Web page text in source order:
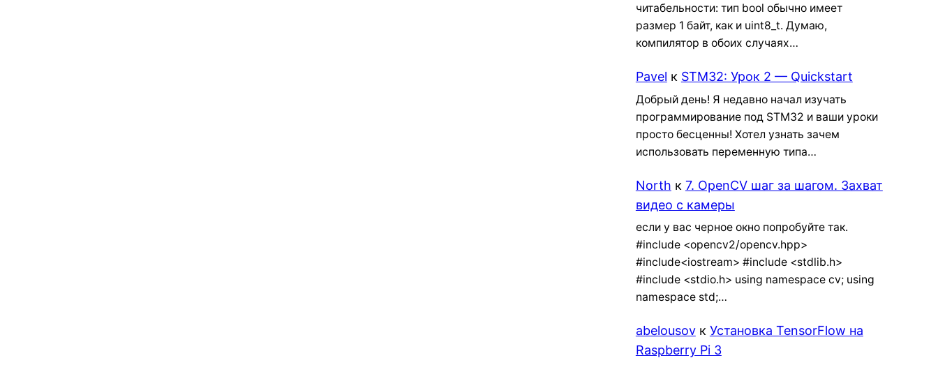
читабельности: тип bool обычно имеет
размер 1 байт, как и uint8_t. Думаю,
компилятор в обоих случаях…
Pavel к STM32: Урок 2 — Quickstart
Добрый день! Я недавно начал изучать
программирование под STM32 и ваши уроки
просто бесценны! Хотел узнать зачем
использовать переменную типа…
North к 7. OpenCV шаг за шагом. Захват
видео с камеры
если у вас черное окно попробуйте так.
#include <opencv2/opencv.hpp>
#include<iostream> #include <stdlib.h>
#include <stdio.h> using namespace cv; using
namespace std;…
abelousovк Установка TensorFlow на
Raspberry Pi 3